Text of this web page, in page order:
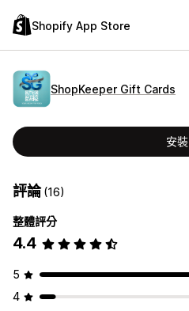
Shopify App Store
ShopKeeper Gift Cards
安裝
評論(16)
整體評分
4.4
5
4